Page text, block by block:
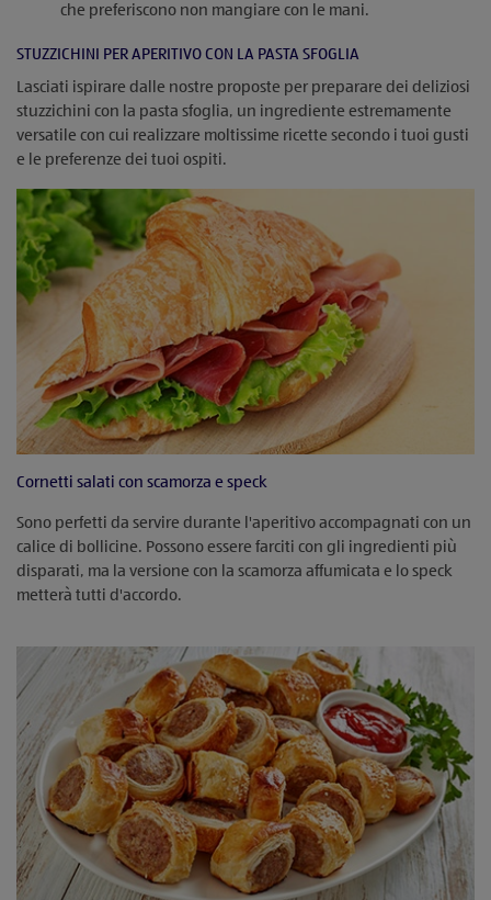
che preferiscono non mangiare con le mani.
STUZZICHINI PER APERITIVO CON LA PASTA SFOGLIA
Lasciati ispirare dalle nostre proposte per preparare dei deliziosi
stuzzichini con la pasta sfoglia, un ingrediente estremamente
versatile con cui realizzare moltissime ricette secondo i tuoi gusti
e le preferenze dei tuoi ospiti.
Cornetti salati con scamorza e speck
Sono perfetti da servire durante l'aperitivo accompagnati con un
calice di bollicine. Possono essere farciti con gli ingredienti più
disparati, ma la versione con la scamorza affumicata e lo speck
metterà tutti d'accordo.